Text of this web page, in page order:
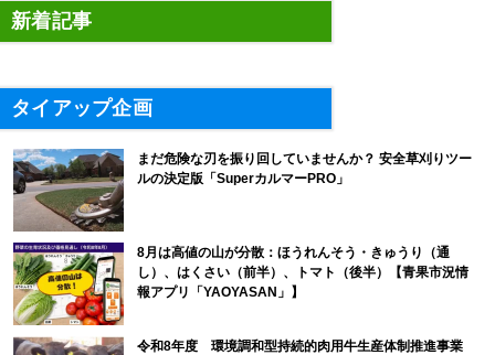
新着記事
タイアップ企画
まだ危険な刃を振り回していませんか？ 安全草刈りツー
ルの決定版「SuperカルマーPRO」
8月は高値の山が分散：ほうれんそう・きゅうり（通
し）、はくさい（前半）、トマト（後半）【青果市況情
報アプリ「YAOYASAN」】
令和8年度 環境調和型持続的肉用牛生産体制推進事業